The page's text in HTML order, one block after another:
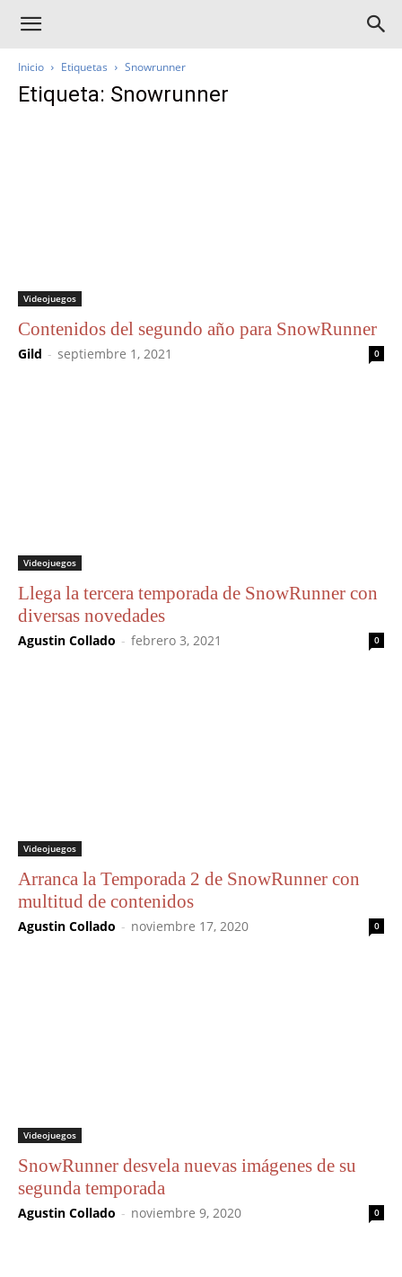
Inicio Etiquetas Snowrunner
Etiqueta: Snowrunner
Videojuegos
Contenidos del segundo año para SnowRunner
Gild - septiembre 1, 2021 0
Videojuegos
Llega la tercera temporada de SnowRunner con
diversas novedades
Agustin Collado - febrero 3, 2021 0
Videojuegos
Arranca la Temporada 2 de SnowRunner con
multitud de contenidos
Agustin Collado - noviembre 17, 2020 0
Videojuegos
SnowRunner desvela nuevas imágenes de su
segunda temporada
Agustin Collado - noviembre 9, 2020 0